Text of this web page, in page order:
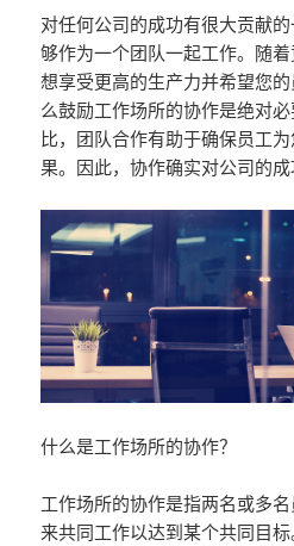
对任何公司的成功有很大贡献
够作为一个团队一起工作。随
想享受更高的生产力并希望您
么鼓励工作场所的协作是绝对
比，团队合作有助于确保员工
果。因此，协作确实对公司的成
什么是工作场所的协作？
工作场所的协作是指两名或多
来共同工作以达到某个共同目标